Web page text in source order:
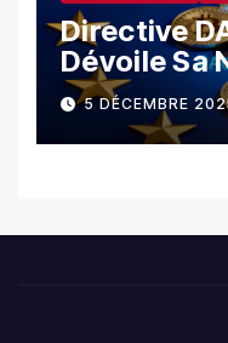
Directive
Dévoile Sa
Contre La
Crypto
5 DÉCEMBRE